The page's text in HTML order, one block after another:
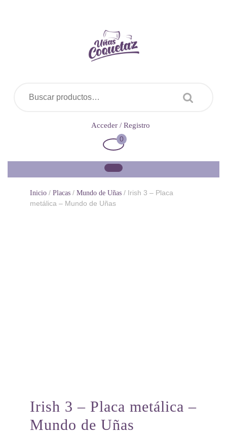
Acceder / Registro
Carrito
0
Inicio / Placas / Mundo de Uñas / Irish 3 – Placa
metálica – Mundo de Uñas
Irish 3 – Placa metálica –
Mundo de Uñas